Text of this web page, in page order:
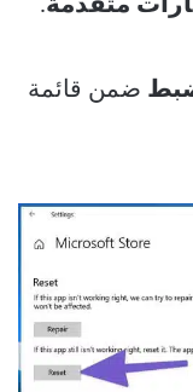
متقدمة.
ضمن قائمة